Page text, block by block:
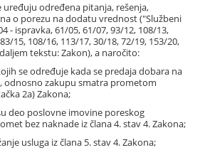
određena pitanja, rešenja,
o porezu na dodatu vrednost ("Službeni
- ispravka, 61/05, 61/07, 93/12, 108/13,
15, 108/16, 113/17, 30/18, 72/19, 153/20,
tekstu: Zakon), a naročito:
se određuje kada se predaja dobara na
odnosno zakupu smatra prometom
2a) Zakona;
deo poslovne imovine poreskog
bez naknade iz člana 4. stav 4. Zakona;
usluga iz člana 5. stav 4. Zakona;